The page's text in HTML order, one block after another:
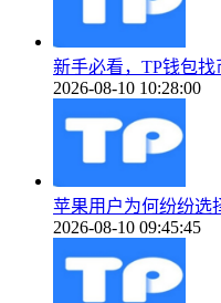
新手必看，TP钱包
2026-08-10 10:28:00
苹果用户为何纷纷选
2026-08-10 09:45:45